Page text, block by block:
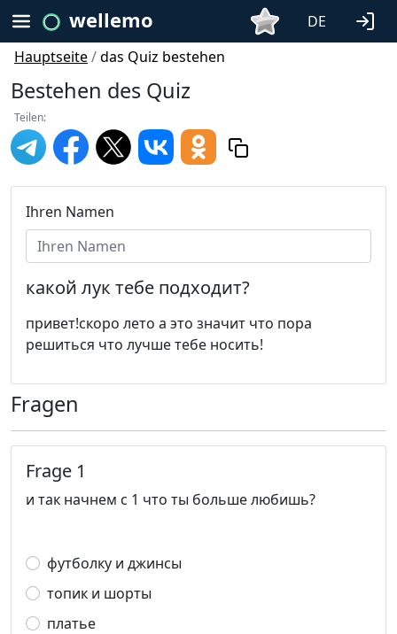
wellemo
DE
Hauptseite/das Quiz bestehen
Bestehen des Quiz
Teilen:
Ihren Namen
какой лук тебе подходит?
привет!скоро лето а это значит что пора
решиться что лучше тебе носить!
Fragen
Frage 1
и так начнем с 1 что ты больше любишь?
футболку и джинсы
топик и шорты
платье